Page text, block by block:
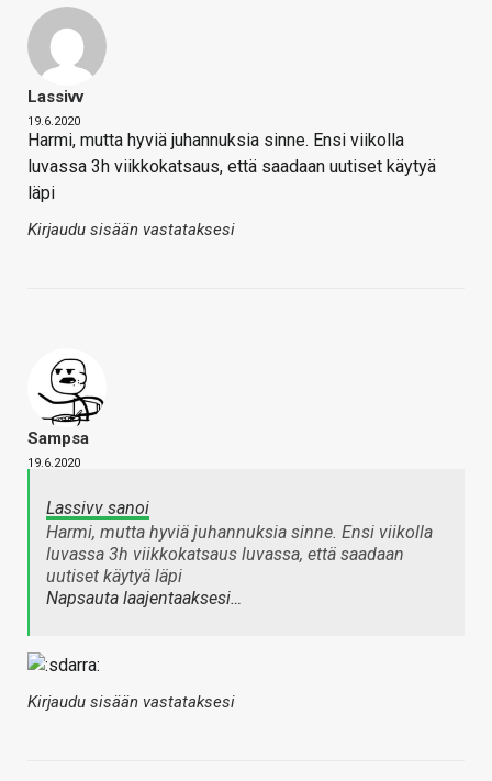
Lassivv
19.6.2020
Harmi, mutta hyviä juhannuksia sinne. Ensi viikolla
luvassa 3h viikkokatsaus, että saadaan uutiset käytyä
läpi
Kirjaudu sisään vastataksesi
Sampsa
19.6.2020
Lassivv sanoi
Harmi, mutta hyviä juhannuksia sinne. Ensi viikolla
luvassa 3h viikkokatsaus luvassa, että saadaan
uutiset käytyä läpi
Napsauta laajentaaksesi…
Kirjaudu sisään vastataksesi